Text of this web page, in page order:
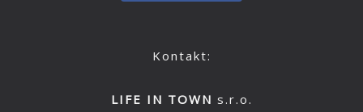
Kontakt:
LIFE IN TOWN s.r.o.